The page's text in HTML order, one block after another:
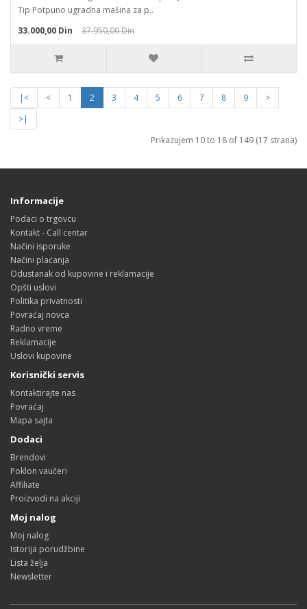
Tip Potpuno ugradna mašina za p..
33.000,00 Din
37.950,00 Din
|< < 1 2 3 4 5 6 7 8 9
>
>|
Prikazujem 10 to 18 of 149 (17 strana)
Informacije
Podaci o trgovcu
Kontakt - Call centar
Načini isporuke
Načini plaćanja
Odustanak od kupovine i reklamacije
Opšti uslovi
Politika privatnosti
Povraćaj novca
Radno vreme
Reklamacije
Uslovi kupovine
Korisnički servis
Kontaktirajte nas
Povraćaj
Mapa sajta
Dodaci
Brendovi
Poklon vaučeri
Affiliate
Proizvodi na akciji
Moj nalog
Moj nalog
Istorija porudžbine
Lista želja
Newsletter